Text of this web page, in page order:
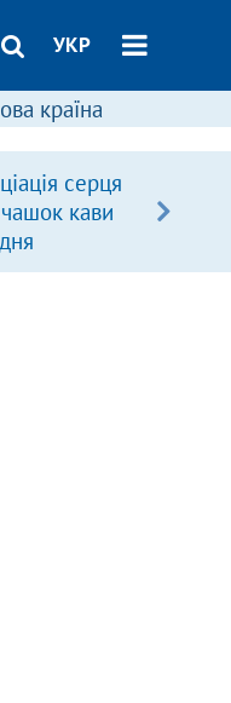
УКР
країна
серця
кави